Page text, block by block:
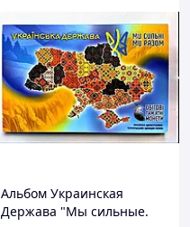
Альбом Украинская
Держава "Мы сильные.